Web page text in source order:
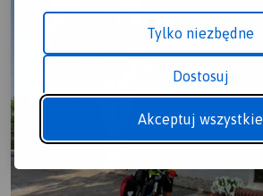
Tylko niezbędne
Dostosuj
Akceptuj wszystkie